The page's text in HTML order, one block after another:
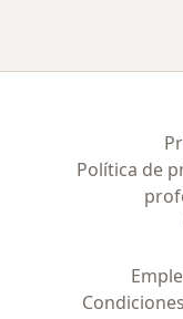
Política de